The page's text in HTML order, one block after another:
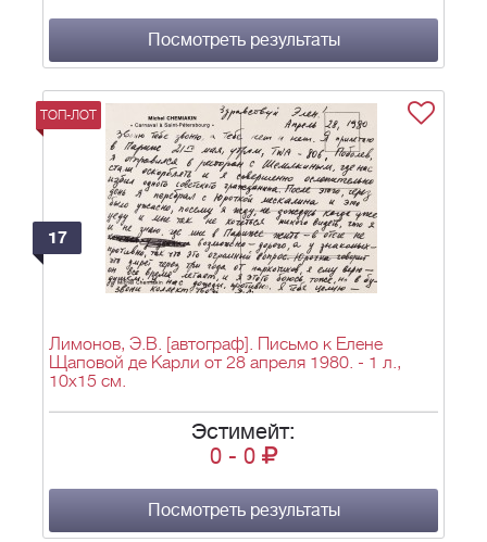
Посмотреть результаты
ТОП-ЛОТ
17
Лимонов, Э.В. [автограф]. Письмо к Елене
Щаповой де Карли от 28 апреля 1980. - 1 л.,
10х15 см.
Эстимейт:
0 - 0
Посмотреть результаты